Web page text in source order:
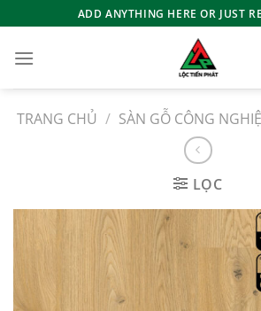
qua
nội
ADD ANYTHING HERE OR JUST
TRANG CHỦ / SÀN GỖ CÔNG
LỌC